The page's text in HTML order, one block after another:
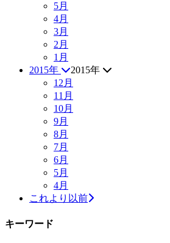
5月
4月
3月
2月
1月
2015年
2015年
12月
11月
10月
9月
8月
7月
6月
5月
4月
これより以前
キーワード